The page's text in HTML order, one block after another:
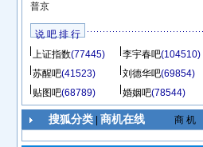
普京
说 吧 排 行
上证指数(77445) 李宇春吧(104510)
苏醒吧(41523) 刘德华吧(69854)
贴图吧(68789) 婚姻吧(78544)
搜狐分类| 商机在线 商 机